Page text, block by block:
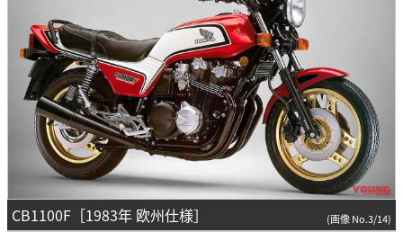
CB1100F［1983年 欧州仕様］ (画像 No.3/14)